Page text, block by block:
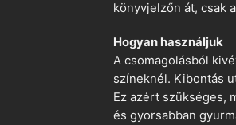
könyvjelzőn át, csak
Hogyan használjuk
A csomagolásból
színeknél. Kibontás
Ez azért szükséges,
és gyorsabban